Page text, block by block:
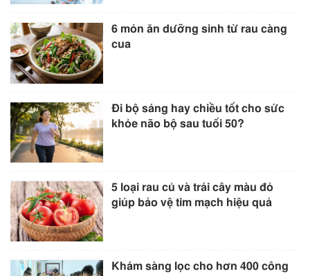
6 món ăn dưỡng sinh từ rau càng
cua
Đi bộ sáng hay chiều tốt cho sức
khỏe não bộ sau tuổi 50?
5 loại rau củ và trái cây màu đỏ
giúp bảo vệ tim mạch hiệu quả
Khám sàng lọc cho hơn 400 công